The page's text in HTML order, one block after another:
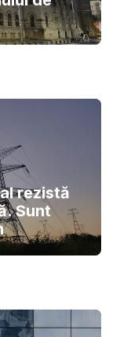
rezistă
Sunt